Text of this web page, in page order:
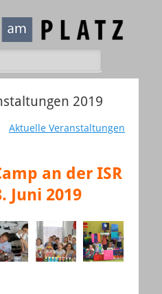
Kunst am Platz
2019
Aktuelle Veranstaltungen
an der ISR
Juni 2019